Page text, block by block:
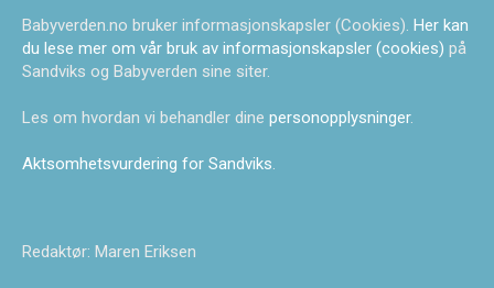
Babyverden.no bruker informasjonskapsler (Cookies). Her kan
du lese mer om vår bruk av informasjonskapsler (cookies) på
Sandviks og Babyverden sine siter.
Les om hvordan vi behandler dine personopplysninger.
Aktsomhetsvurdering for Sandviks.
Redaktør: Maren Eriksen